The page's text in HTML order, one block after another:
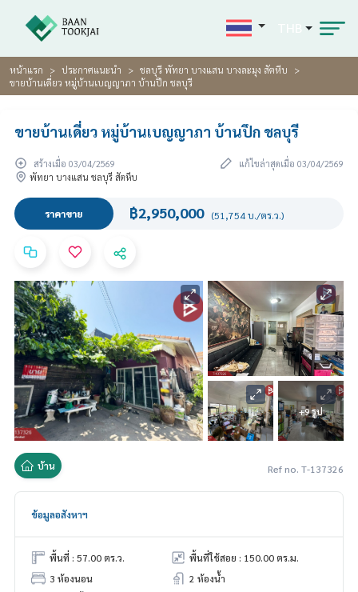
หน้าแรก ประกาศแนะนำ
ชลบุรี พัทยา บางแสน บางละมุง สัตหีบ
ขายบ้านเดี่ยว หมู่บ้านเบญญาภา บ้านปึก ชลบุรี
ขายบ้านเดี่ยว หมู่บ้านเบญญาภา บ้านปึก ชลบุรี
สร้างเมื่อ 03/04/2569
แก้ไขล่าสุดเมื่อ 03/04/2569
พัทยา บางแสน ชลบุรี สัตหีบ
ราคาขาย ฿2,950,000 (51,754 บ./ตร.ว.)
+9 รูป
บ้าน Ref no. T-137326
ข้อมูลอสังหาฯ
พื้นที่ : 57.00 ตร.ว.
พื้นที่ใช้สอย : 150.00 ตร.ม.
3 ห้องนอน
2 ห้องน้ำ